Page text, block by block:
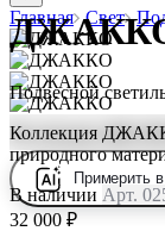
Главная Свет
Примерить
Подвесной
Коллекция
природного
В наличии Арт.
32 000 ₽